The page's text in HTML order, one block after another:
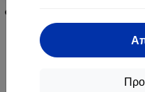
Φίλτρο HEPA για Dreame P10/P10
Pro